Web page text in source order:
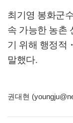
최기영 봉화군
속 가능한 농촌
기 위해 행정적 ・
말했다.
권대현